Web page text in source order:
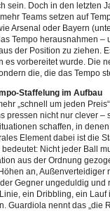
sein. Doch in den letzten
Teams setzen auf
Arsenal oder Bayern
Tempo herausnahmen –
der Position zu ziehen.
es vorbereitet wurde. Die
die, die das Tempo
Staffelung im Aufbau
„schnell um jeden
pressen nicht nur clever –
schaffen, in
Element dabei ist die
Nicht jeder Ball
aus der Ordnung
an, Außenverteidiger
Gegner ungeduldig und
ein Dribbling, ein Lauf
Guardiola nennt das „die